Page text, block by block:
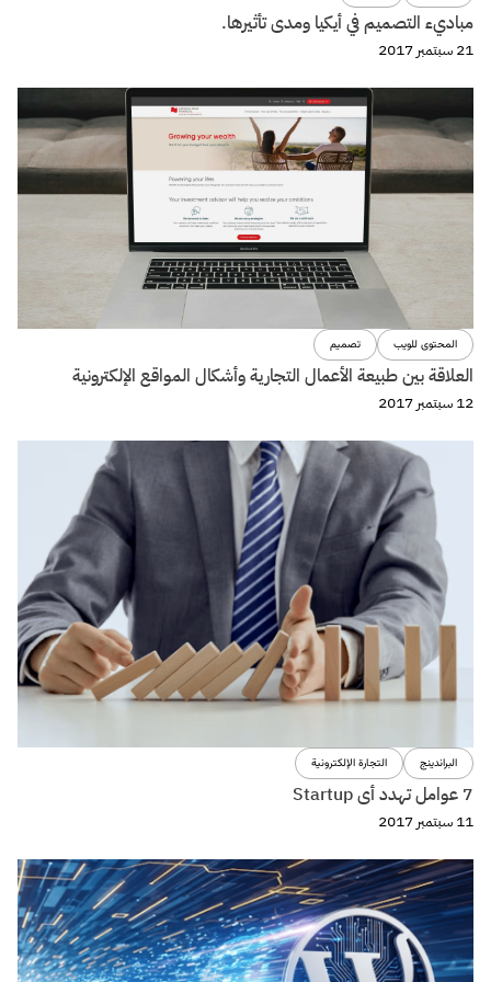
مباديء التصميم في أيكيا ومدى تأثيرها.
21 سبتمبر 2017
المحتوى للويب تصميم
العلاقة بين طبيعة الأعمال التجارية وأشكال المواقع الإلكترونية
12 سبتمبر 2017
البراندينج التجارة الإلكترونية
7 عوامل تهدد أى Startup
11 سبتمبر 2017